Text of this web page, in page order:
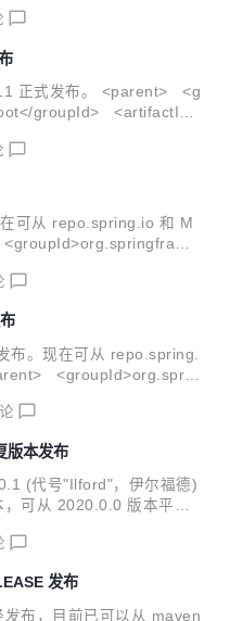
version> <relativ
收到大量的 BUG 反馈。
正式发布。 <parent> <g
groupId> <artifactId>
（JAVA 架构日记）之前
...
可从 repo.spring.io 和 M
version> <relativePath/>
赖项升级。 :beetle: Bug
布。现在可从 repo.spring.
<groupId>org.sprin
version> <relativ
本的第三个错误修正版
版本发布
(代号"Ilford"，伊尔福德)
可从 2020.0.0 版本平滑
<depende
dependencies</artifa
发布
布，目前已可以从 maven